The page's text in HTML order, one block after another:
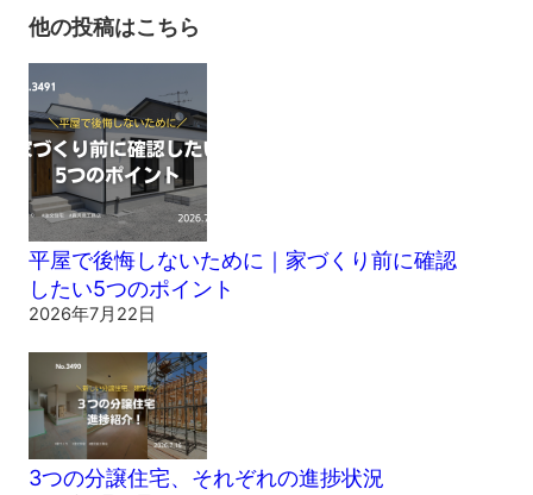
他の投稿はこちら
平屋で後悔しないために｜家づくり前に確認
したい5つのポイント
2026年7月22日
3つの分譲住宅、それぞれの進捗状況